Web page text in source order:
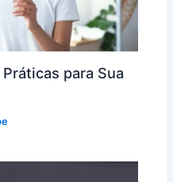
para Sua